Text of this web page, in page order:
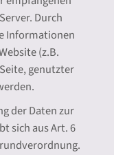
Durch
Informationen
(z.B.
genutzter
der Daten zur
sich aus Art. 6